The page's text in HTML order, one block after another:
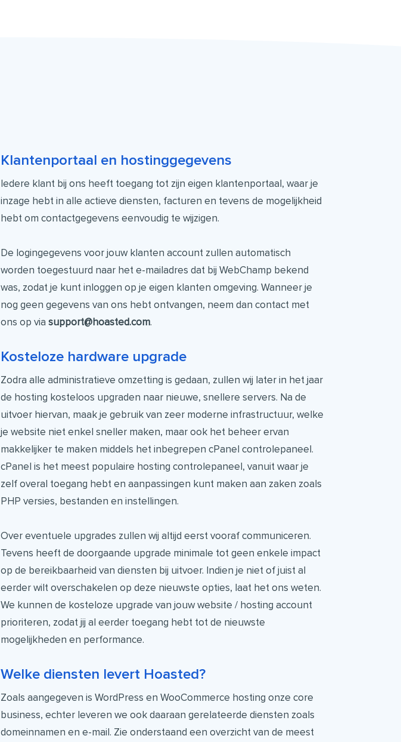
Klantenportaal en hostinggegevens
Iedere klant bij ons heeft toegang tot zijn eigen klantenportaal, waar je
inzage hebt in alle actieve diensten, facturen en tevens de mogelijkheid
hebt om contactgegevens eenvoudig te wijzigen.
De logingegevens voor jouw klanten account zullen automatisch
worden toegestuurd naar het e-mailadres dat bij WebChamp bekend
was, zodat je kunt inloggen op je eigen klanten omgeving. Wanneer je
nog geen gegevens van ons hebt ontvangen, neem dan contact met
ons op via support@hoasted.com.
Kosteloze hardware upgrade
Zodra alle administratieve omzetting is gedaan, zullen wij later in het jaar
de hosting kosteloos upgraden naar nieuwe, snellere servers. Na de
uitvoer hiervan, maak je gebruik van zeer moderne infrastructuur, welke
je website niet enkel sneller maken, maar ook het beheer ervan
makkelijker te maken middels het inbegrepen cPanel controlepaneel.
cPanel is het meest populaire hosting controlepaneel, vanuit waar je
zelf overal toegang hebt en aanpassingen kunt maken aan zaken zoals
PHP versies, bestanden en instellingen.
Over eventuele upgrades zullen wij altijd eerst vooraf communiceren.
Tevens heeft de doorgaande upgrade minimale tot geen enkele impact
op de bereikbaarheid van diensten bij uitvoer. Indien je niet of juist al
eerder wilt overschakelen op deze nieuwste opties, laat het ons weten.
We kunnen de kosteloze upgrade van jouw website / hosting account
prioriteren, zodat jij al eerder toegang hebt tot de nieuwste
mogelijkheden en performance.
Welke diensten levert Hoasted?
Zoals aangegeven is WordPress en WooCommerce hosting onze core
business, echter leveren we ook daaraan gerelateerde diensten zoals
domeinnamen en e-mail. Zie onderstaand een overzicht van de meest